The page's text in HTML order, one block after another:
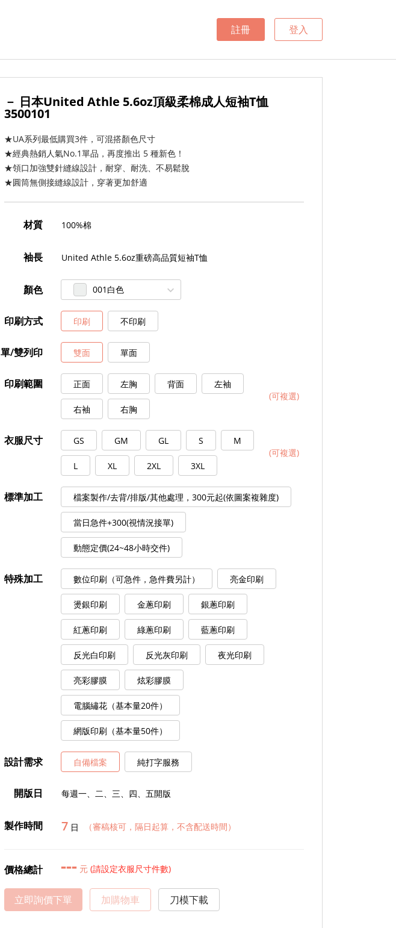
註冊 登入
－ 日本United Athle 5.6oz頂級柔棉成人短袖T恤
3500101
★UA系列最低購買3件，可混搭顏色尺寸
★經典熱銷人氣No.1單品，再度推出 5 種新色！
★領口加強雙針縫線設計，耐穿、耐洗、不易鬆脫
★圓筒無側接縫線設計，穿著更加舒適
材質 100%棉
袖長 United Athle 5.6oz重磅高品質短袖T恤
顏色 001白色
印刷方式 印刷 不印刷
單/雙列印 雙面 單面
印刷範圍 正面 左胸 背面 左袖
右袖 右胸
(可複選)
衣服尺寸 GS GM GL S M
L XL 2XL 3XL
(可複選)
標準加工 檔案製作/去背/排版/其他處理，300元起(依圖案複雜度)
當日急件+300(視情況接單)
動態定價(24~48小時交件)
特殊加工 數位印刷（可急件，急件費另計） 亮金印刷
燙銀印刷 金蔥印刷 銀蔥印刷
紅蔥印刷 綠蔥印刷 藍蔥印刷
反光白印刷 反光灰印刷 夜光印刷
亮彩膠膜 炫彩膠膜
電腦繡花（基本量20件）
網版印刷（基本量50件）
設計需求 自備檔案 純打字服務
開版日 每週一、二、三、四、五開版
製作時間 7 日 （審稿核可，隔日起算，不含配送時間）
價格總計 --- 元 (請設定衣服尺寸件數)
立即詢價下單 加購物車 刀模下載